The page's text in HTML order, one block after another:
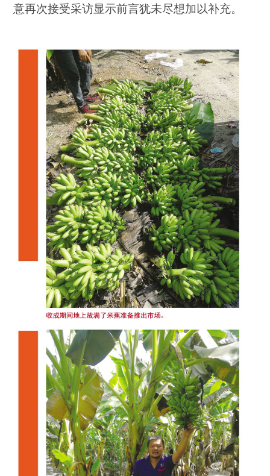
意再次接受采访显示前言犹未尽想加以补充。